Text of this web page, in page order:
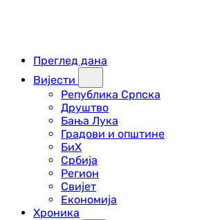
Преглед дана
Вијести
Република Српска
Друштво
Бања Лука
Градови и општине
БиХ
Србија
Регион
Свијет
Економија
Хроника